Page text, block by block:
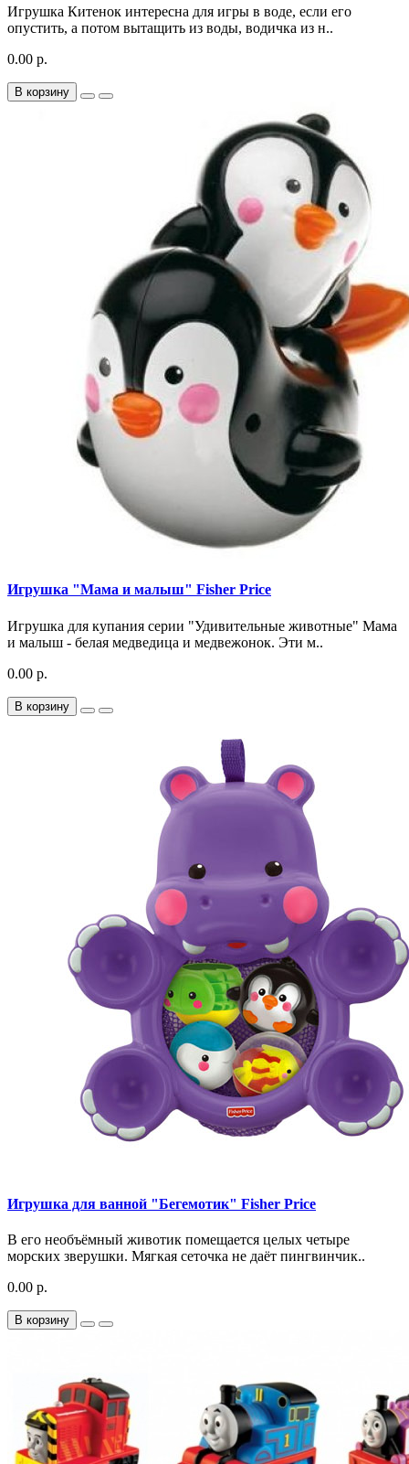
Игрушка Китенок интересна для игры в воде, если его
опустить, а потом вытащить из воды, водичка из н..
0.00 р.
В корзину
Игрушка "Мама и малыш" Fisher Price
Игрушка для купания серии "Удивительные животные" Мама
и малыш - белая медведица и медвежонок. Эти м..
0.00 р.
В корзину
Игрушка для ванной "Бегемотик" Fisher Price
В его необъёмный животик помещается целых четыре
морских зверушки. Мягкая сеточка не даёт пингвинчик..
0.00 р.
В корзину